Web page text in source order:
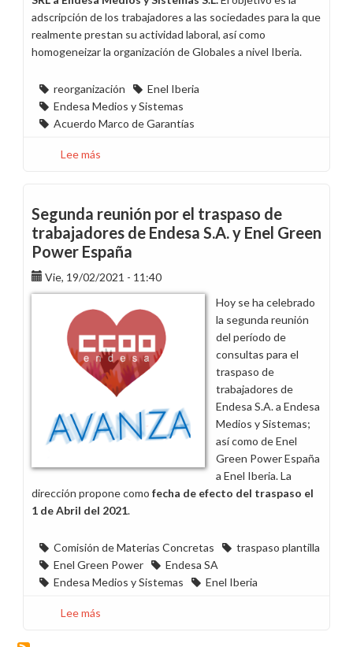
adscripción de los trabajadores a las sociedades para la que
realmente prestan su actividad laboral, así como
homogeneizar la organización de Globales a nivel Iberia.
reorganización
Enel Iberia
Endesa Medios y Sistemas
Acuerdo Marco de Garantías
Lee más
traspaso
de
trabajadores
entre
Endesa
Medios
y
Sistemas
SL
y
Enel
Iberia
SRL
Segunda reunión por el traspaso de
trabajadores de Endesa S.A. y Enel Green
Power España
Vie, 19/02/2021 - 11:40
Hoy se ha celebrado
la segunda reunión
del período de
consultas para el
traspaso de
trabajadores de
Endesa S.A. a Endesa
Medios y Sistemas;
así como de Enel
Green Power España
a Enel Iberia. La
dirección propone como fecha de efecto del traspaso el
1 de Abril del 2021.
Comisión de Materias Concretas
traspaso plantilla
Enel Green Power
Endesa SA
Endesa Medios y Sistemas
Enel Iberia
Lee más